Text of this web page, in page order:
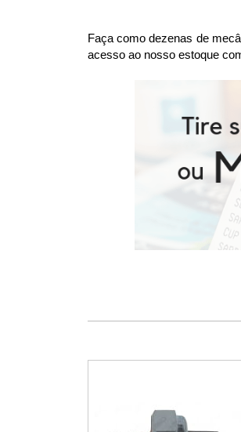
Faça como dezenas de
acesso ao nosso estoque